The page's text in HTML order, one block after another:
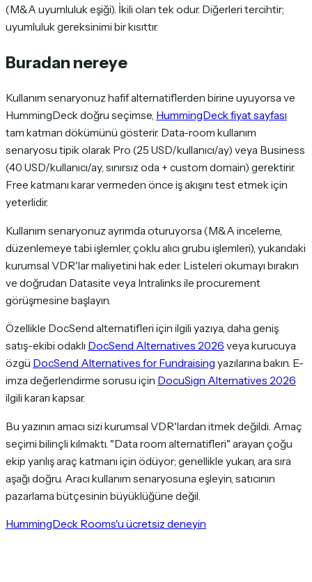
(M&A uyumluluk eşiği). İkili olan tek odur. Diğerleri tercihtir;
uyumluluk gereksinimi bir kısıttır.
Buradan nereye
Kullanım senaryonuz hafif alternatiflerden birine uyuyorsa ve
HummingDeck doğru seçimse, HummingDeck fiyat sayfası
tam katman dökümünü gösterir. Data-room kullanım
senaryosu tipik olarak Pro (25 USD/kullanıcı/ay) veya Business
(40 USD/kullanıcı/ay, sınırsız oda + custom domain) gerektirir.
Free katmanı karar vermeden önce iş akışını test etmek için
yeterlidir.
Kullanım senaryonuz ayrımda oturuyorsa (M&A inceleme,
düzenlemeye tabi işlemler, çoklu alıcı grubu işlemleri), yukarıdaki
kurumsal VDR'lar maliyetini hak eder. Listeleri okumayı bırakın
ve doğrudan Datasite veya Intralinks ile procurement
görüşmesine başlayın.
Özellikle DocSend alternatifleri için ilgili yazıya, daha geniş
satış-ekibi odaklı DocSend Alternatives 2026 veya kurucuya
özgü DocSend Alternatives for Fundraising yazılarına bakın. E-
imza değerlendirme sorusu için DocuSign Alternatives 2026
ilgili kararı kapsar.
Bu yazının amacı sizi kurumsal VDR'lardan itmek değildi. Amaç
seçimi bilinçli kılmaktı. "Data room alternatifleri" arayan çoğu
ekip yanlış araç katmanı için ödüyor; genellikle yukarı, ara sıra
aşağı doğru. Aracı kullanım senaryosuna eşleyin, satıcının
pazarlama bütçesinin büyüklüğüne değil.
HummingDeck Rooms'u ücretsiz deneyin